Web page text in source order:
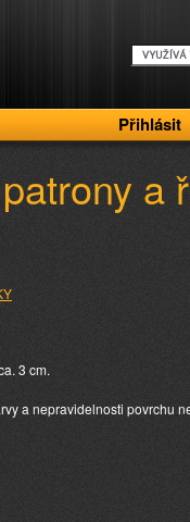
Přihlásit
a
3 cm.
a nepravidelnosti povrchu